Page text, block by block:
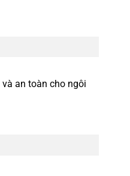
an toàn cho ngôi